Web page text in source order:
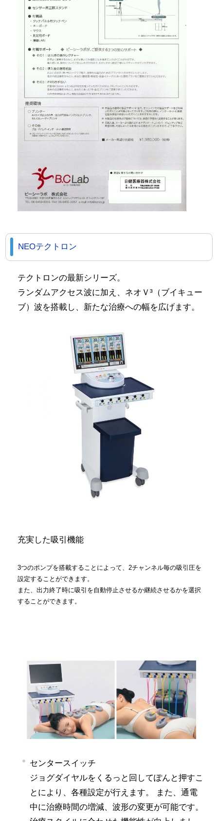
NEOテクトロン
テクトロンの最新シリーズ。
ランダムアクセス波に加え、ネオＶ³（ブイキュー
ブ）波を搭載し、新たな治療への幅を広げます。
充実した吸引機能
3つのポンプを搭載することによって、2チャンネル毎の吸引圧を
設定することができます。
また、出力終了時に吸引を自動停止させるか継続させるかを選択
することができます。
センタースイッチ
ジョグダイヤルをくるっと回してぽんと押すこ
とにより、各種設定が行えます。 また、通電
中に治療時間の増減、波形の変更が可能です。